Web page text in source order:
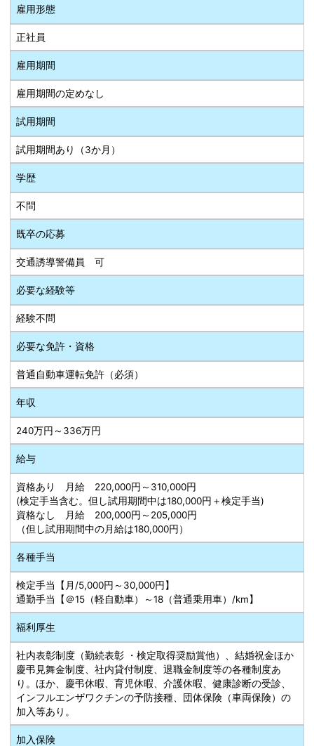
雇用形態
正社員
雇用期間
雇用期間の定めなし
試用期間
試用期間あり（3か月）
学歴
不問
既卒の応募
交通誘導警備員 可
必要な経験等
経験不問
必要な免許・資格
普通自動車運転免許（必須）
年収
240万円～336万円
給与
資格あり 月給 220,000円～310,000円
(検定手当含む。但し試用期間中は180,000円＋検定手当)
資格なし 月給 200,000円～205,000円
（但し試用期間中の月給は180,000円）
各種手当
検定手当【月/5,000円～30,000円】
通勤手当【＠15（軽自動車）～18（普通乗用車）/km】
福利厚生
社内表彰制度（勤続表彰 ・検定取得奨励賞他）、結婚祝金ほか
慶弔見舞金制度、社内貸付制度、退職金制度等の各種制度あ
り。ほか、慶弔休暇、育児休暇、介護休暇、健康診断の受診、
インフルエンザワクチンの予防接種、団体保険（車両保険）の
加入等あり。
加入保険